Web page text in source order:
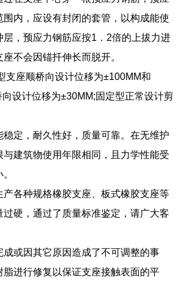
围内，应设有封闭的套管，以构成能使
层，预应力钢筋应按1．2倍的上拔力进
不会因锚扦伸长而脱开。
支座顺桥向设计位移为±100MM和
设计位移为±30MM;固定型正常设计剪
稳定，耐久性好，质量可靠。在无维护
建筑物使用年限相同，且力学性能受
产各种规格橡胶支座、板式橡胶支座等
硬，通过了质量标准鉴定，请广大客
成或因其它原因造成了不可调整的事
脂进行修复以保证支座接触表面的平